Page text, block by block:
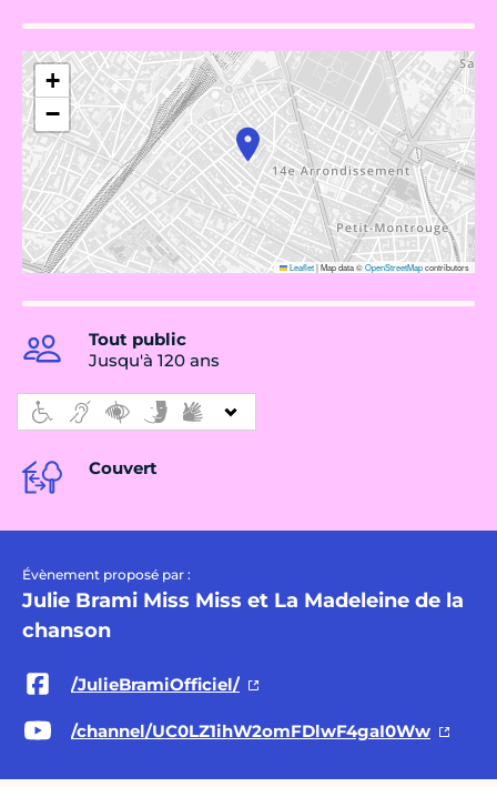
+
−
Leaflet|Map data ©OpenStreetMapcontributors
Tout public
Jusqu'à 120 ans
Couvert
Évènement proposé par :
Julie Brami Miss Miss et La Madeleine de la
chanson
/JulieBramiOfficiel/
/channel/UC0LZ1ihW2omFDlwF4gaI0Ww